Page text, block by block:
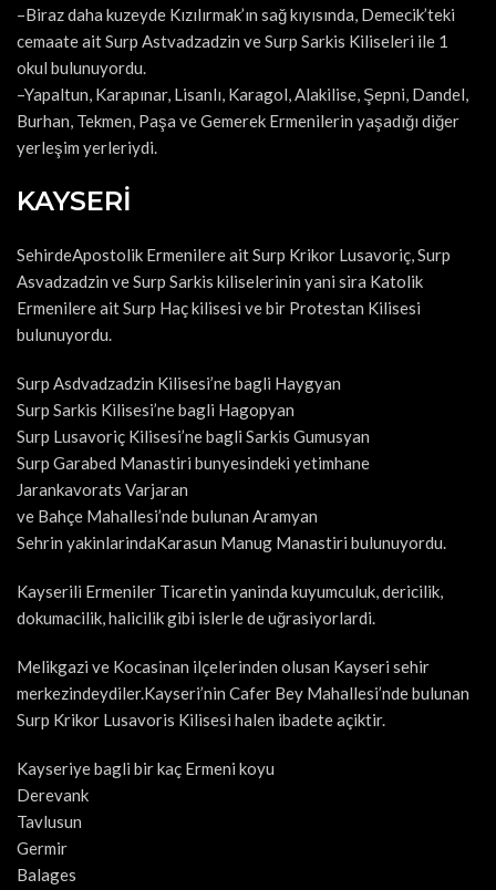
–Biraz daha kuzeyde Kızılırmak’ın sağ kıyısında, Demecik’teki
cemaate ait Surp Astvadzadzin ve Surp Sarkis Kiliseleri ile 1
okul bulunuyordu.
–Yapaltun, Karapınar, Lisanlı, Karagol, Alakilise, Şepni, Dandel,
Burhan, Tekmen, Paşa ve Gemerek Ermenilerin yaşadığı diğer
yerleşim yerleriydi.
KAYSERİ
SehirdeApostolik Ermenilere ait Surp Krikor Lusavoriç, Surp
Asvadzadzin ve Surp Sarkis kiliselerinin yani sira Katolik
Ermenilere ait Surp Haç kilisesi ve bir Protestan Kilisesi
bulunuyordu.
Surp Asdvadzadzin Kilisesi’ne bagli Haygyan
Surp Sarkis Kilisesi’ne bagli Hagopyan
Surp Lusavoriç Kilisesi’ne bagli Sarkis Gumusyan
Surp Garabed Manastiri bunyesindeki yetimhane
Jarankavorats Varjaran
ve Bahçe Mahallesi’nde bulunan Aramyan
Sehrin yakinlarindaKarasun Manug Manastiri bulunuyordu.
Kayserili Ermeniler Ticaretin yaninda kuyumculuk, dericilik,
dokumacilik, halicilik gibi islerle de uğrasiyorlardi.
Melikgazi ve Kocasinan ilçelerinden olusan Kayseri sehir
merkezindeydiler.Kayseri’nin Cafer Bey Mahallesi’nde bulunan
Surp Krikor Lusavoris Kilisesi halen ibadete açiktir.
Kayseriye bagli bir kaç Ermeni koyu
Derevank
Tavlusun
Germir
Balages